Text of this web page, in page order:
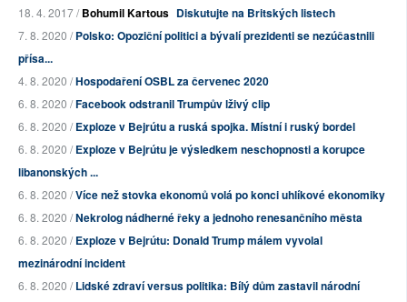
18. 4. 2017 /Bohumil Kartous Diskutujte na Britských listech
7. 8. 2020 /Polsko: Opoziční politici a bývalí prezidenti se nezúčastnili
přísa...
4. 8. 2020 /Hospodaření OSBL za červenec 2020
6. 8. 2020 /Facebook odstranil Trumpův lživý clip
6. 8. 2020 /Exploze v Bejrútu a ruská spojka. Místní i ruský bordel
6. 8. 2020 /Exploze v Bejrútu je výsledkem neschopnosti a korupce
libanonských ...
6. 8. 2020 /Více než stovka ekonomů volá po konci uhlíkové ekonomiky
6. 8. 2020 /Nekrolog nádherné řeky a jednoho renesančního města
6. 8. 2020 /Exploze v Bejrútu: Donald Trump málem vyvolal
mezinárodní incident
6. 8. 2020 /Lidské zdraví versus politika: Bílý dům zastavil národní